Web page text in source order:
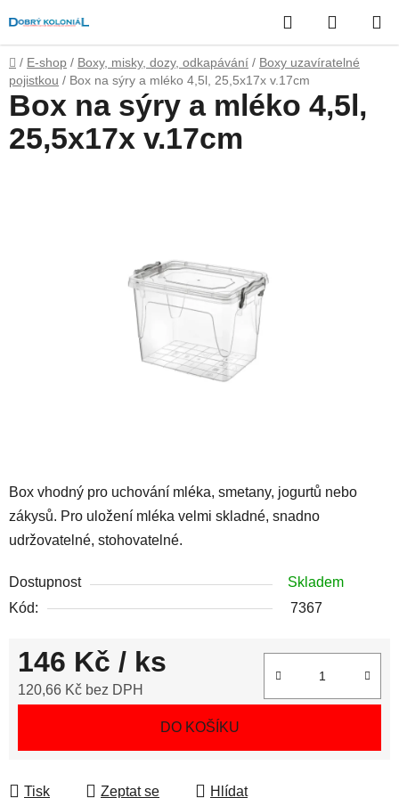
na
obsah
Hledat
KOŠÍK
Domů
/ E-shop / Boxy, misky, dozy, odkapávání / Boxy uzavíratelné
pojistkou / Box na sýry a mléko 4,5l, 25,5x17x v.17cm
Box vhodný pro uchování mléka, smetany, jogurtů nebo
zákysů. Pro uložení mléka velmi skladné, snadno
udržovatelné, stohovatelné.
Dostupnost
Skladem
Kód:
7367
146 Kč / ks
120,66 Kč bez DPH
DO KOŠÍKU
Tisk Zeptat se Hlídat
Box na sýry a mléko 4,5l,
25,5x17x v.17cm